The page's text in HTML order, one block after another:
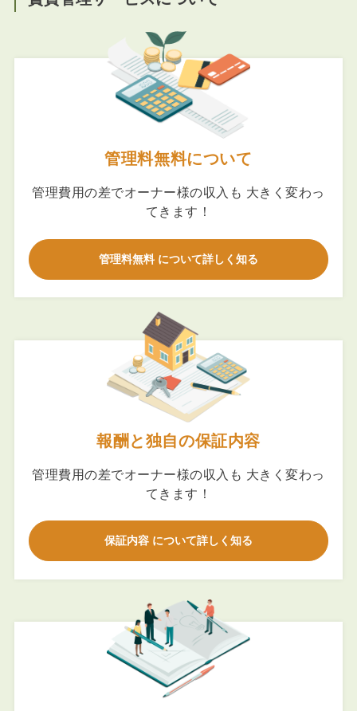
管理料無料について
管理費用の差でオーナー様の収入も 大きく変わっ
てきます！
管理料無料 について詳しく知る
報酬と独自の保証内容
管理費用の差でオーナー様の収入も 大きく変わっ
てきます！
保証内容 について詳しく知る